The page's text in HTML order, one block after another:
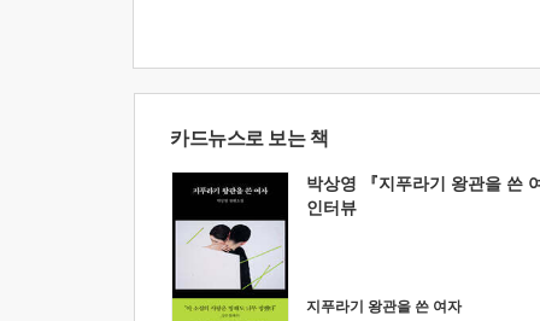
카드뉴스로 보는 책
박상영 『지푸라기 왕관을 쓴
인터뷰
지푸라기 왕관을 쓴 여자